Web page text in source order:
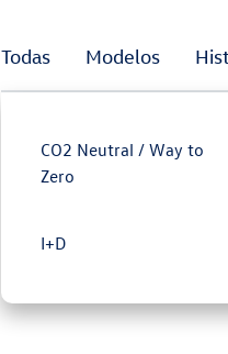
Todas Modelos
CO2 Neutral / Way to
Zero
I+D